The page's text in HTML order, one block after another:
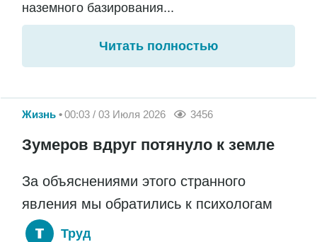
наземного базирования...
Читать полностью
Жизнь 00:03 / 03 Июля 2026 3456
Зумеров вдруг потянуло к земле
За объяснениями этого странного
явления мы обратились к психологам
Труд